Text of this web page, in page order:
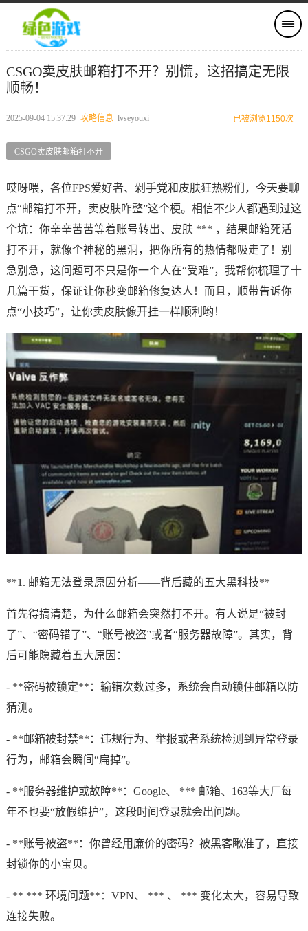
CSGO卖皮肤邮箱打不开？别慌，这招搞定无限
顺畅！
2025-09-04 15:37:29 攻略信息 lvseyouxi 已被浏览1150次
CSGO卖皮肤邮箱打不开
哎呀喂，各位FPS爱好者、剁手党和皮肤狂热粉们，今天要聊
点“邮箱打不开，卖皮肤咋整”这个梗。相信不少人都遇到过这
个坑：你辛辛苦苦等着账号转出、皮肤 *** ，结果邮箱死活
打不开，就像个神秘的黑洞，把你所有的热情都吸走了！别
急别急，这问题可不只是你一个人在“受难”，我帮你梳理了十
几篇干货，保证让你秒变邮箱修复达人！而且，顺带告诉你
点“小技巧”，让你卖皮肤像开挂一样顺利哟！
**1. 邮箱无法登录原因分析——背后藏的五大黑科技**
首先得搞清楚，为什么邮箱会突然打不开。有人说是“被封
了”、“密码错了”、“账号被盗”或者“服务器故障”。其实，背
后可能隐藏着五大原因：
- **密码被锁定**：输错次数过多，系统会自动锁住邮箱以防
猜测。
- **邮箱被封禁**：违规行为、举报或者系统检测到异常登录
行为，邮箱会瞬间“扁掉”。
- **服务器维护或故障**：Google、 *** 邮箱、163等大厂每
年不也要“放假维护”，这段时间登录就会出问题。
- **账号被盗**：你曾经用廉价的密码？被黑客瞅准了，直接
封锁你的小宝贝。
- ** *** 环境问题**：VPN、 *** 、 *** 变化太大，容易导致
连接失败。